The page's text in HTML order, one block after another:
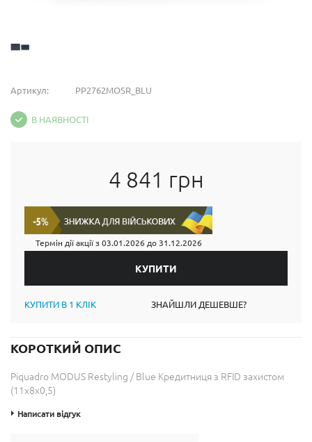
Артикул: PP2762MOSR_BLU
В НАЯВНОСТІ
4 841 грн
Термін дії акції з03.01.2026 до 31.12.2026
КУПИТИ В 1 КЛІК ЗНАЙШЛИ ДЕШЕВШЕ?
КОРОТКИЙ ОПИС
Piquadro MODUS Restyling / Blue Кредитниця з RFID захистом
(11x8x0,5)
Написати відгук